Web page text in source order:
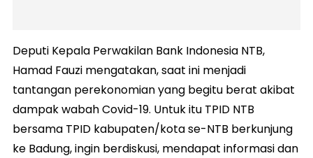
Deputi Kepala Perwakilan Bank Indonesia NTB,
Hamad Fauzi mengatakan, saat ini menjadi
tantangan perekonomian yang begitu berat akibat
dampak wabah Covid-19. Untuk itu TPID NTB
bersama TPID kabupaten/kota se-NTB berkunjung
ke Badung, ingin berdiskusi, mendapat informasi dan